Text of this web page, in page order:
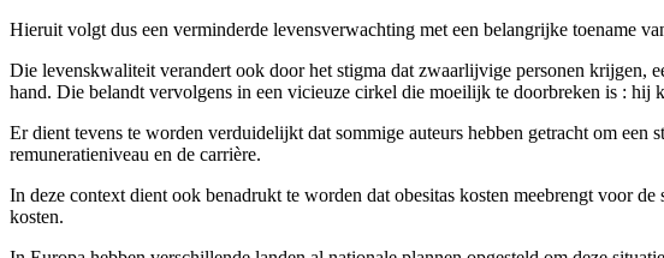
Hieruit volgt dus een verminderde levensverwachting met een belangrijke toename
Die levenskwaliteit verandert ook door het stigma dat zwaarlijvige personen krijgen,
hand. Die belandt vervolgens in een vicieuze cirkel die moeilijk te doorbreken is :
Er dient tevens te worden verduidelijkt dat sommige auteurs hebben getracht om
remuneratieniveau en de carrière.
In deze context dient ook benadrukt te worden dat obesitas kosten meebrengt voor
kosten.